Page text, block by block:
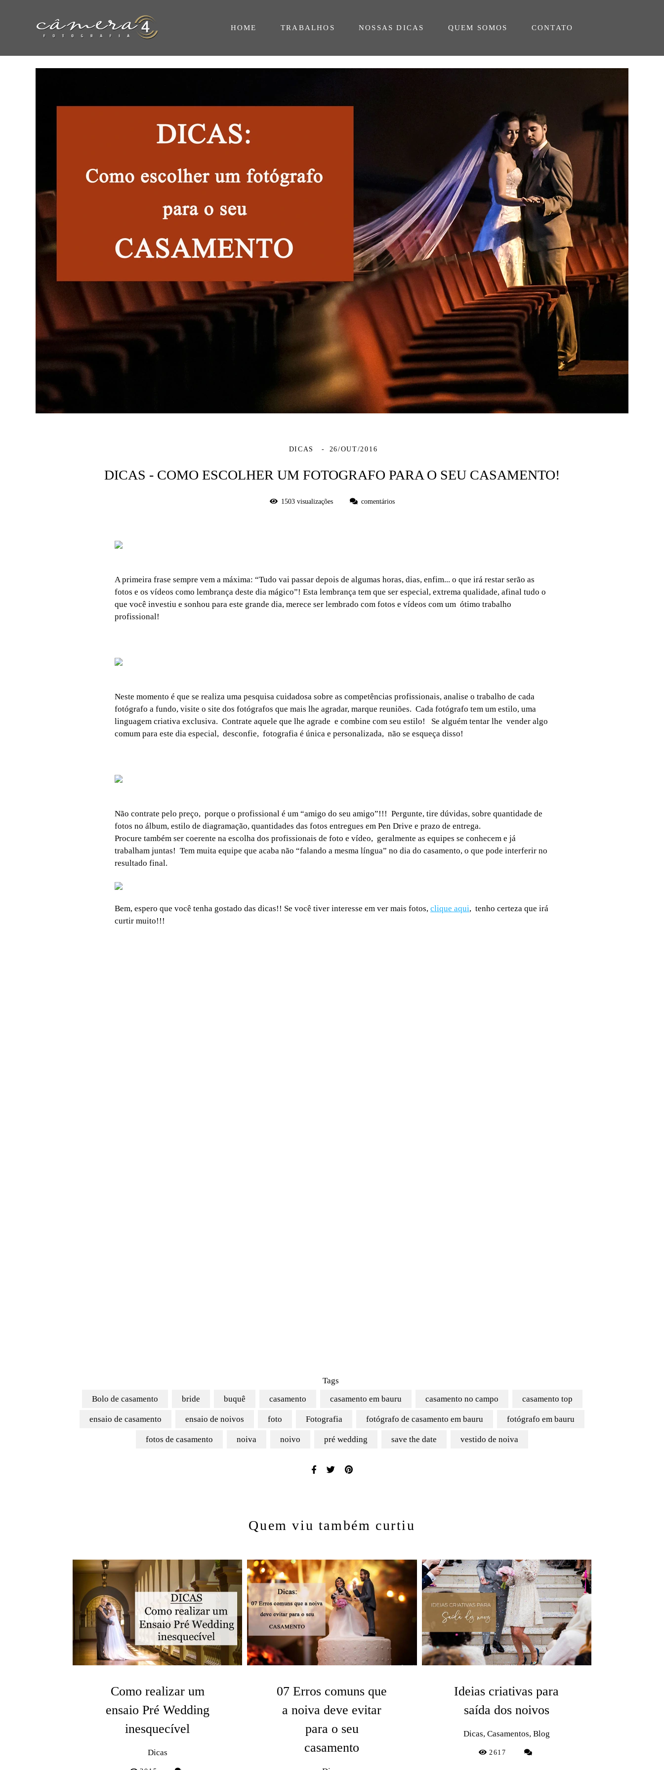
HOME TRABALHOS NOSSAS DICAS QUEM SOMOS CONTATO
DICAS 26/OUT/2016
DICAS - COMO ESCOLHER UM FOTOGRAFO PARA O SEU CASAMENTO!
1503visualizações comentários
A primeira frase sempre vem a máxima: “Tudo vai passar depois de algumas horas, dias, enfim... o que irá restar serão as
fotos e os vídeos como lembrança deste dia mágico”! Esta lembrança tem que ser especial, extrema qualidade, afinal tudo o
que você investiu e sonhou para este grande dia, merece ser lembrado com fotos e vídeos com um ótimo trabalho
profissional!
Neste momento é que se realiza uma pesquisa cuidadosa sobre as competências profissionais, analise o trabalho de cada
fotógrafo a fundo, visite o site dos fotógrafos que mais lhe agradar, marque reuniões. Cada fotógrafo tem um estilo, uma
linguagem criativa exclusiva. Contrate aquele que lhe agrade e combine com seu estilo! Se alguém tentar lhe vender algo
comum para este dia especial, desconfie, fotografia é única e personalizada, não se esqueça disso!
Não contrate pelo preço, porque o profissional é um “amigo do seu amigo”!!! Pergunte, tire dúvidas, sobre quantidade de
fotos no álbum, estilo de diagramação, quantidades das fotos entregues em Pen Drive e prazo de entrega.
Procure também ser coerente na escolha dos profissionais de foto e vídeo, geralmente as equipes se conhecem e já
trabalham juntas! Tem muita equipe que acaba não “falando a mesma língua” no dia do casamento, o que pode interferir no
resultado final.
Bem, espero que você tenha gostado das dicas!! Se você tiver interesse em ver mais fotos, clique aqui, tenho certeza que irá
curtir muito!!!
Tags
Bolo de casamento
bride buquê casamento casamento em bauru casamento no campo casamento top
ensaio de casamento ensaio de noivos foto Fotografia fotógrafo de casamento em bauru fotógrafo em bauru
fotos de casamento noiva noivo pré wedding save the date vestido de noiva
Quem viu também curtiu
Como realizar um
ensaio Pré Wedding
inesquecível
Dicas
07 Erros comuns que
a noiva deve evitar
para o seu
casamento
Ideias criativas para
saída dos noivos
Dicas, Casamentos, Blog
2617